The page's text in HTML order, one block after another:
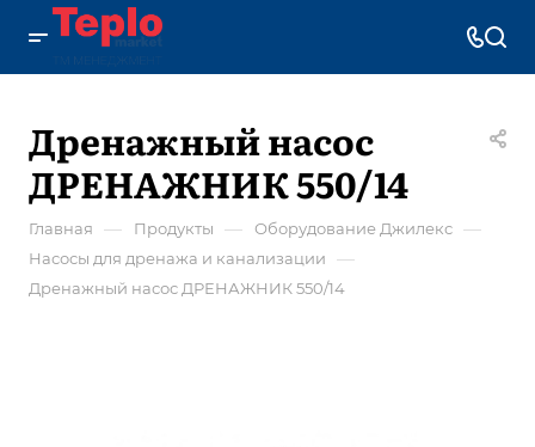
Дренажный насос
ДРЕНАЖНИК 550/14
Главная — Продукты — Оборудование Джилекс —
Насосы для дренажа и канализации —
Дренажный насос ДРЕНАЖНИК 550/14